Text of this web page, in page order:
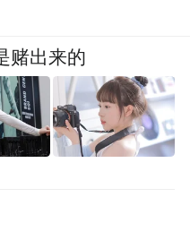
赌出来的